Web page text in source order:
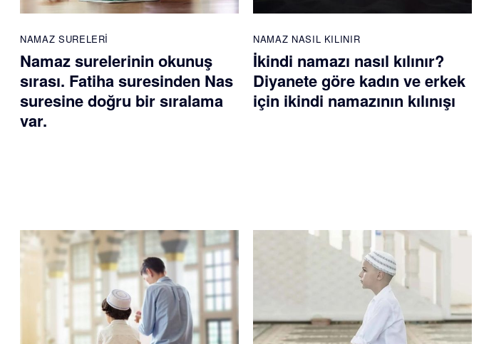
NAMAZ SURELERI
Namaz surelerinin okunuş
sırası. Fatiha suresinden Nas
suresine doğru bir sıralama
var.
NAMAZ NASIL KILINIR
İkindi namazı nasıl kılınır?
Diyanete göre kadın ve erkek
için ikindi namazının kılınışı